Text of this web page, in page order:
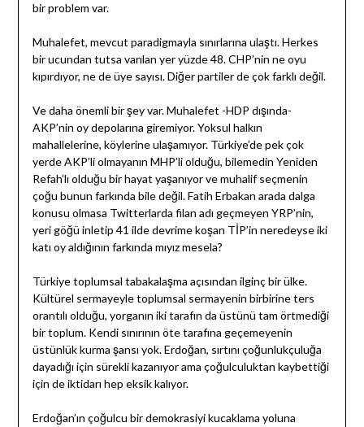
bir problem var.
Muhalefet, mevcut paradigmayla sınırlarına ulaştı. Herkes
bir ucundan tutsa varılan yer yüzde 48. CHP’nin ne oyu
kıpırdıyor, ne de üye sayısı. Diğer partiler de çok farklı değil.
Ve daha önemli bir şey var. Muhalefet -HDP dışında-
AKP’nin oy depolarına giremiyor. Yoksul halkın
mahallelerine, köylerine ulaşamıyor. Türkiye’de pek çok
yerde AKP’li olmayanın MHP’li olduğu, bilemedin Yeniden
Refah’lı olduğu bir hayat yaşanıyor ve muhalif seçmenin
çoğu bunun farkında bile değil. Fatih Erbakan arada dalga
konusu olmasa Twitterlarda filan adı geçmeyen YRP’nin,
yeri göğü inletip 41 ilde devrime koşan TİP’in neredeyse iki
katı oy aldığının farkında mıyız mesela?
Türkiye toplumsal tabakalaşma açısından ilginç bir ülke.
Kültürel sermayeyle toplumsal sermayenin birbirine ters
orantılı olduğu, yorganın iki tarafın da üstünü tam örtmediği
bir toplum. Kendi sınırının öte tarafına geçemeyenin
üstünlük kurma şansı yok. Erdoğan, sırtını çoğunlukçuluğa
dayadığı için sürekli kazanıyor ama çoğulculuktan kaybettiği
için de iktidarı hep eksik kalıyor.
Erdoğan’ın çoğulcu bir demokrasiyi kucaklama yoluna